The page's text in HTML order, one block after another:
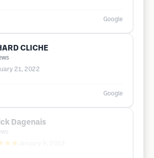
Google
CLICHE
21, 2022
Google
Dagenais